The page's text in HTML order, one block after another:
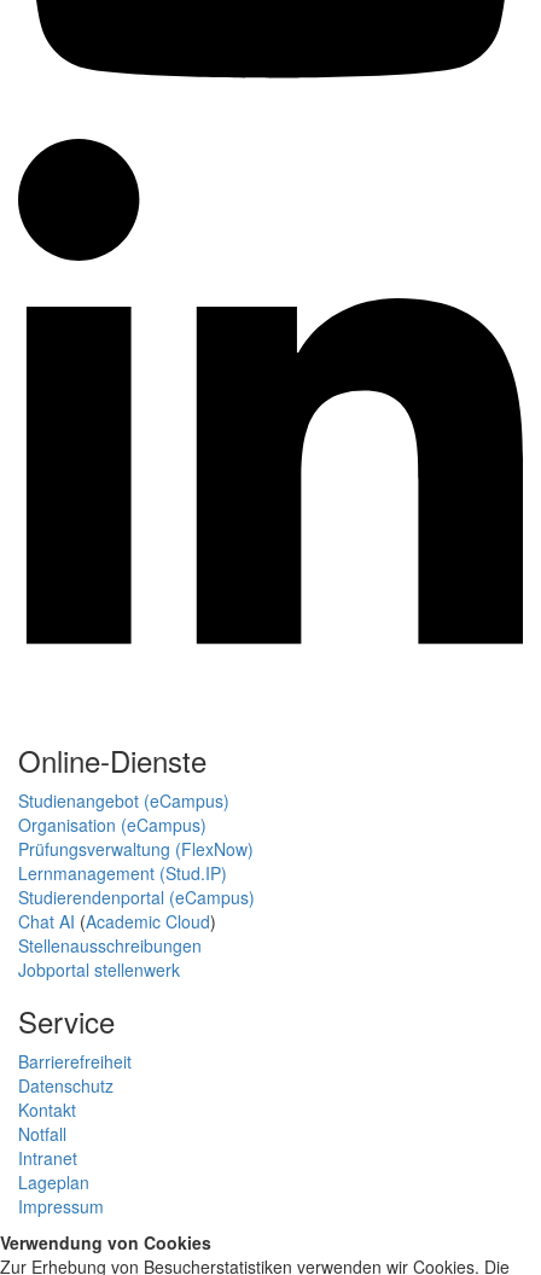
Online-Dienste
Studienangebot (eCampus)
Organisation (eCampus)
Prüfungsverwaltung (FlexNow)
Lernmanagement (Stud.IP)
Studierendenportal (eCampus)
Chat AI (Academic Cloud)
Stellenausschreibungen
Jobportal stellenwerk
Service
Barrierefreiheit
Datenschutz
Kontakt
Notfall
Intranet
Lageplan
Impressum
Verwendung von Cookies
Zur Erhebung von Besucherstatistiken verwenden wir Cookies. Die